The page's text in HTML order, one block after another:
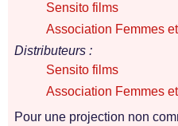
Sensito films
Association Femmes
Distributeurs :
Sensito films
Association Femmes
Pour une projection non